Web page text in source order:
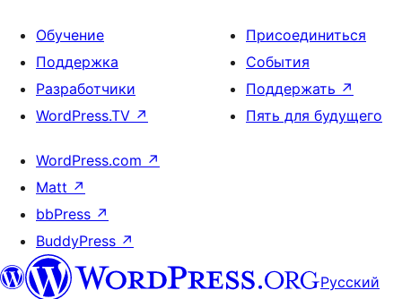
Обучение
Поддержка
Разработчики
WordPress.TV ↗
Присоединиться
События
Поддержать ↗
Пять для будущего
WordPress.com ↗
Matt ↗
bbPress ↗
BuddyPress ↗
Русский